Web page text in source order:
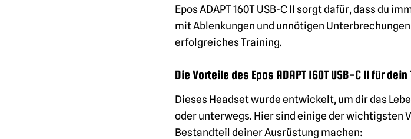
Epos ADAPT 160T USB-C II sorgt dafür, dass du
mit Ablenkungen und unnötigen
erfolgreiches Training.
Die Vorteile des Epos ADAPT 160T USB-C II für
Dieses Headset wurde entwickelt, um dir das
oder unterwegs. Hier sind einige der wichtigsten
Bestandteil deiner Ausrüstung machen: